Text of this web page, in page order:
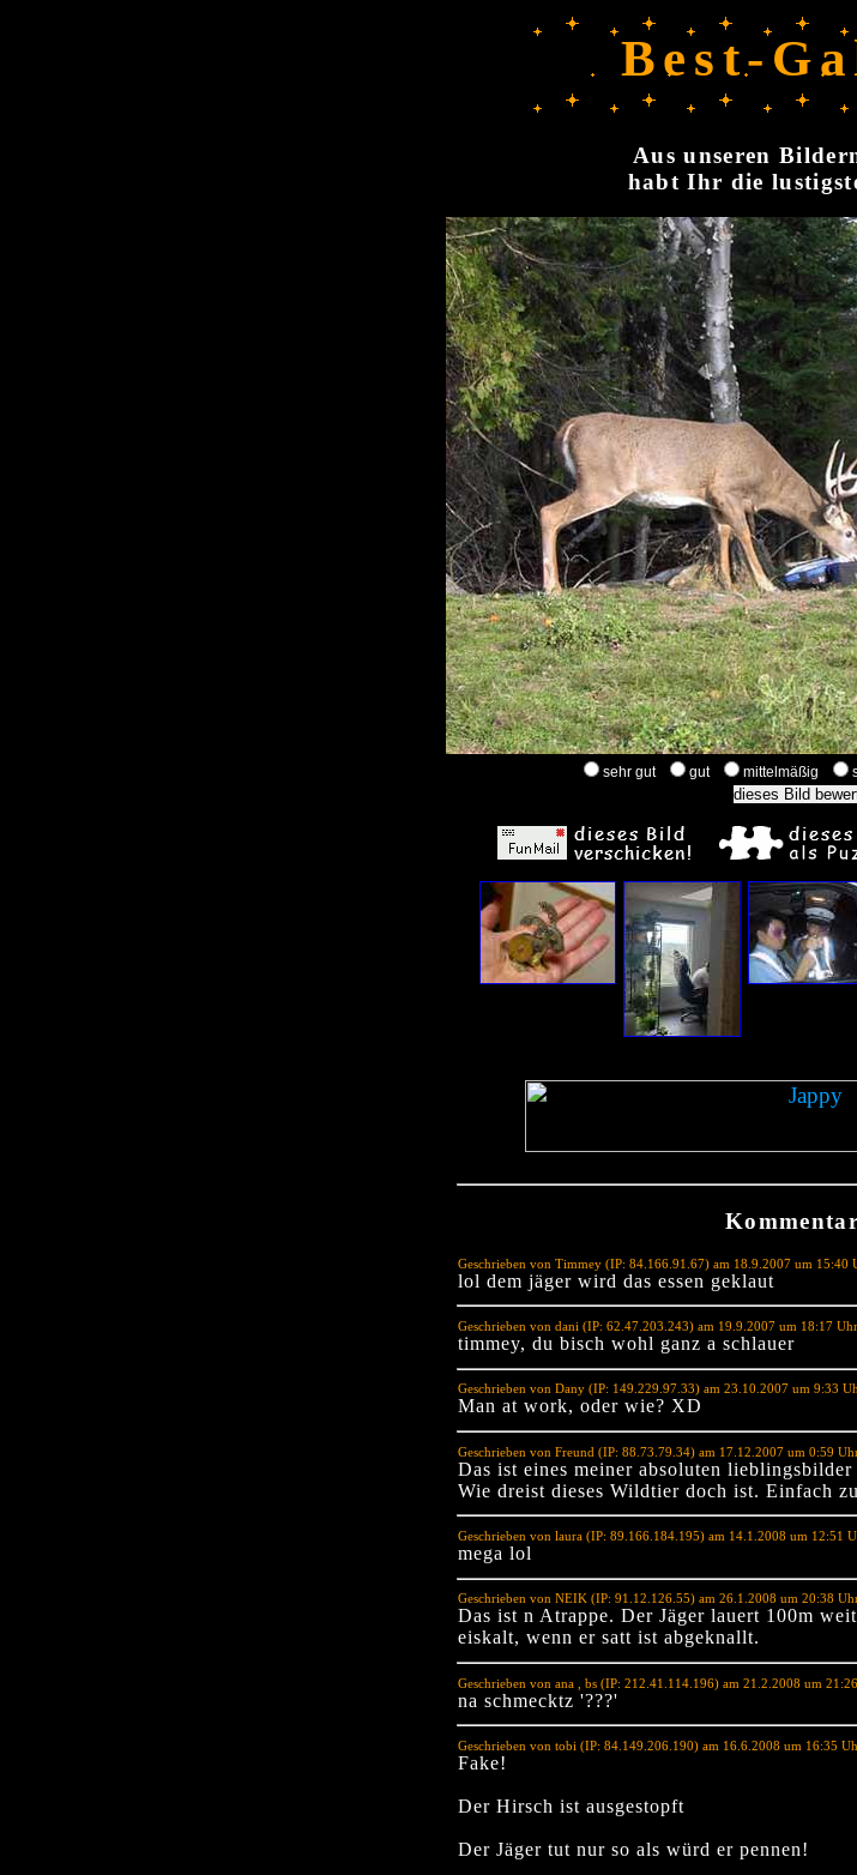
Best-
Aus unseren
habt Ihr die
sehr gut gut mittelmäßig
Geschrieben von Timmey (IP: 84.166.91.67) am 18.9.2007 um 15:40
lol dem jäger wird das essen geklaut
Geschrieben von dani (IP: 62.47.203.243) am 19.9.2007 um 18:17 Uhr.
timmey, du bisch wohl ganz a schlauer
Geschrieben von Dany (IP: 149.229.97.33) am 23.10.2007 um 9:33
Man at work, oder wie? XD
Geschrieben von Freund (IP: 88.73.79.34) am 17.12.2007 um 0:59
Das ist eines meiner absoluten
Wie dreist dieses Wildtier doch ist. Einfach
Geschrieben von laura (IP: 89.166.184.195) am 14.1.2008 um 12:51
mega lol
Geschrieben von NEIK (IP: 91.12.126.55) am 26.1.2008 um 20:38
Das ist n Atrappe. Der Jäger lauert 100m
eiskalt, wenn er satt ist abgeknallt.
Geschrieben von ana , bs (IP: 212.41.114.196) am 21.2.2008 um
na schmecktz '???'
Geschrieben von tobi (IP: 84.149.206.190) am 16.6.2008 um 16:35
Fake!
Der Hirsch ist ausgestopft
Der Jäger tut nur so als würd er pennen!